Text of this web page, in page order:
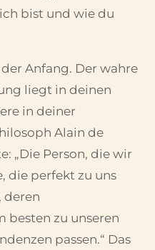
bist und wie du
Anfang. Der wahre
liegt in deinen
in deiner
Alain de
„Die Person, die wir
die perfekt zu uns
deren
besten zu unseren
passen.“ Das